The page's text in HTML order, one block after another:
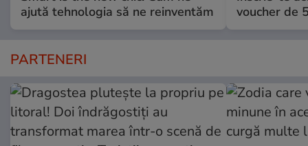
ajută tehnologia să ne reinventăm
voucher de
PARTENERI